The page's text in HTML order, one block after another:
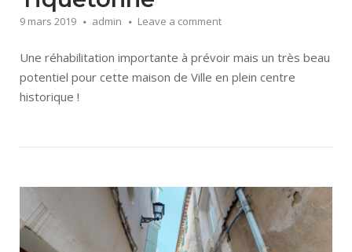
9 mars 2019 admin Leave a comment
Une réhabilitation importante à prévoir mais un très beau
potentiel pour cette maison de Ville en plein centre
historique !